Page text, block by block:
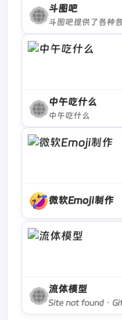
斗图吧
中午吃什么
中午吃什么
微软Emoji制作
流体模型